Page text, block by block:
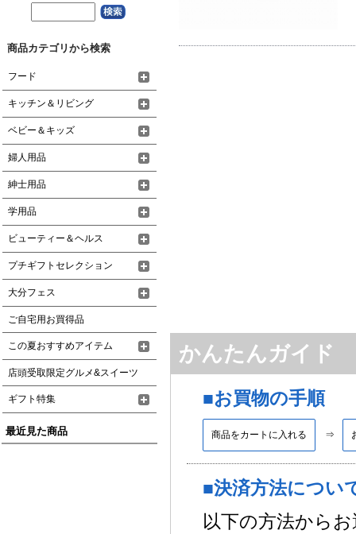
かんたんガイド
■お買物の手順
商品をカートに入れる
■決済方法につい
以下の方法から
商品カテゴリから検索
フード
キッチン＆リビング
ベビー＆キッズ
婦人用品
紳士用品
学用品
ビューティー＆ヘルス
プチギフトセレクション
大分フェス
ご自宅用お買得品
この夏おすすめアイテム
店頭受取限定グルメ&スイーツ
ギフト特集
最近見た商品